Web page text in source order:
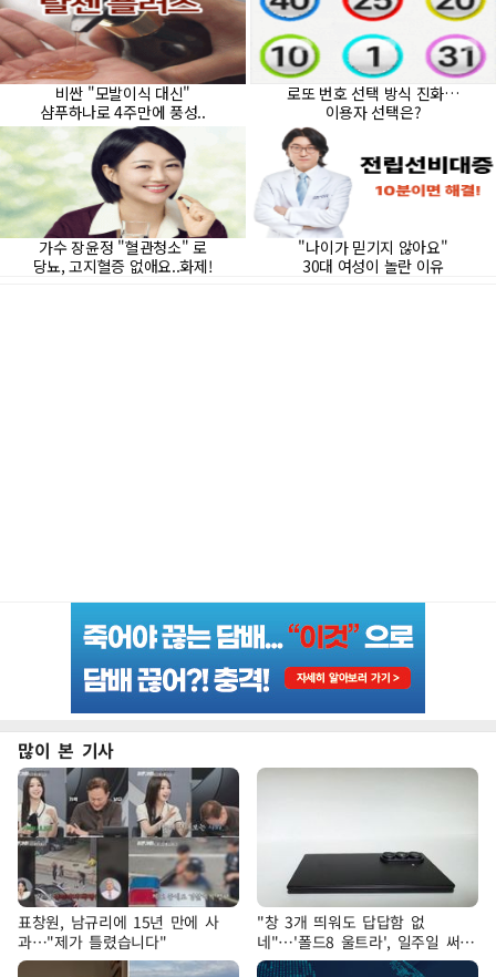
많이 본 기사
표창원, 남규리에 15년 만에 사
과…"제가 틀렸습니다"
"창 3개 띄워도 답답함 없
네"…'폴드8 울트라', 일주일 써보
니